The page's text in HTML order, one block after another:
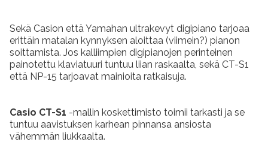
Sekä Casion että Yamahan ultrakevyt digipiano tarjoaa
erittäin matalan kynnyksen aloittaa (viimein?) pianon
soittamista. Jos kalliimpien digipianojen perinteinen
painotettu klaviatuuri tuntuu liian raskaalta, sekä CT-S1
että NP-15 tarjoavat mainioita ratkaisuja.
Casio CT-S1 -mallin koskettimisto toimii tarkasti ja se
tuntuu aavistuksen karhean pinnansa ansiosta
vähemmän liukkaalta.